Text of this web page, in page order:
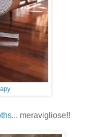
... meravigliose!!